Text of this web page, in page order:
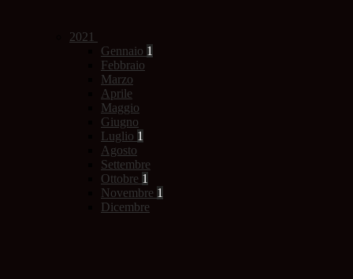
2021
Gennaio 1
Febbraio
Marzo
Aprile
Maggio
Giugno
Luglio 1
Agosto
Settembre
Ottobre 1
Novembre 1
Dicembre